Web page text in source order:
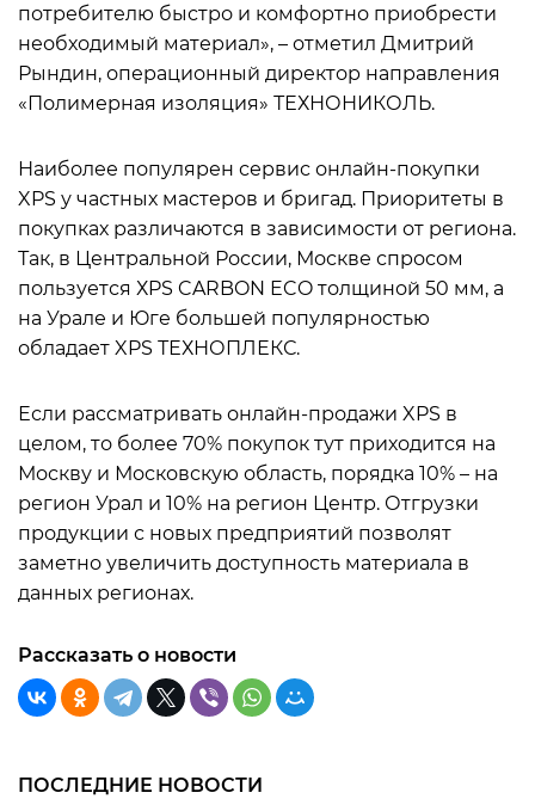
потребителю быстро и комфортно приобрести
необходимый материал», – отметил Дмитрий
Рындин, операционный директор направления
«Полимерная изоляция» ТЕХНОНИКОЛЬ.
Наиболее популярен сервис онлайн-покупки
XPS у частных мастеров и бригад. Приоритеты в
покупках различаются в зависимости от региона.
Так, в Центральной России, Москве спросом
пользуется ХPS CARBON ECO толщиной 50 мм, а
на Урале и Юге большей популярностью
обладает XPS ТЕХНОПЛЕКС.
Если рассматривать онлайн-продажи XPS в
целом, то более 70% покупок тут приходится на
Москву и Московскую область, порядка 10% – на
регион Урал и 10% на регион Центр. Отгрузки
продукции с новых предприятий позволят
заметно увеличить доступность материала в
данных регионах.
Рассказать о новости
ПОСЛЕДНИЕ НОВОСТИ